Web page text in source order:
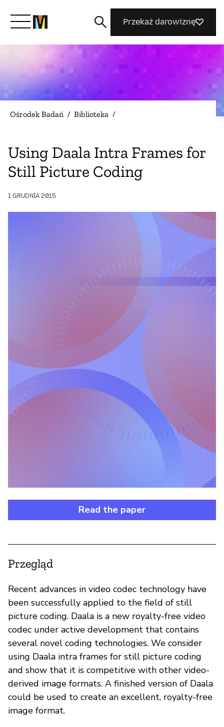
Poznaj Mozillę
Co robimy
Magazyn
Przekaż darowiznę
Ośrodek Badań / Biblioteka /
Using Daala Intra Frames for
Still Picture Coding
1 GRUDNIA 2015
Read the paper
Przegląd
Recent advances in video codec technology have
been successfully applied to the field of still
picture coding. Daala is a new royalty-free video
codec under active development that contains
several novel coding technologies. We consider
using Daala intra frames for still picture coding
and show that it is competitive with other video-
derived image formats. A finished version of Daala
could be used to create an excellent, royalty-free
image format.